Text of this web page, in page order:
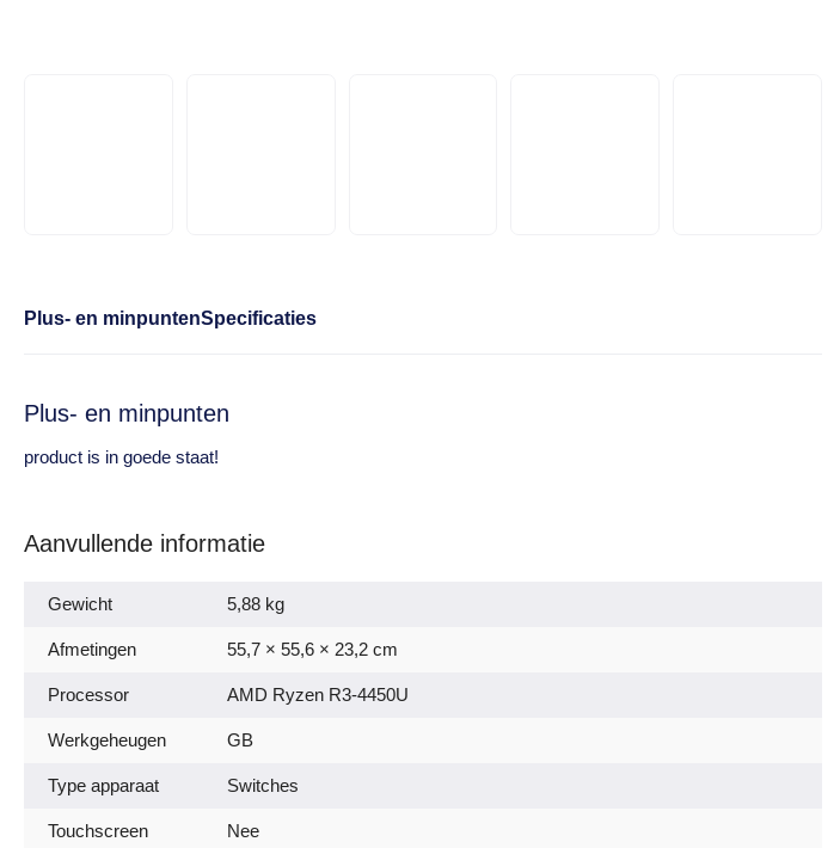
Plus- en minpuntenSpecificaties
Plus- en minpunten
product is in goede staat!
Aanvullende informatie
Gewicht 5,88 kg
Afmetingen 55,7 × 55,6 × 23,2 cm
Processor AMD Ryzen R3-4450U
Werkgeheugen GB
Type apparaat Switches
Touchscreen Nee